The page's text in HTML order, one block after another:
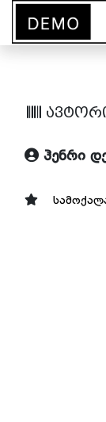
ჰენრი